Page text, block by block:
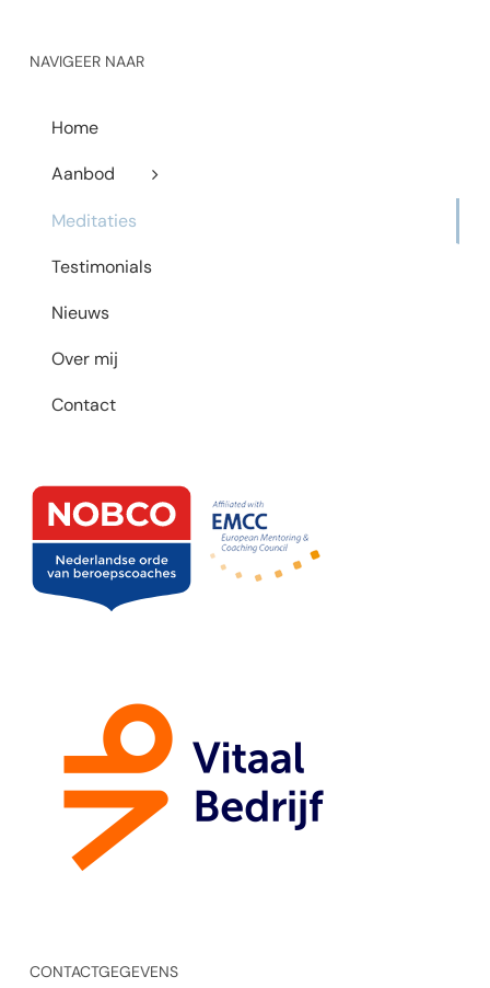
NAVIGEER NAAR
Home
Aanbod
Meditaties
Testimonials
Nieuws
Over mij
Contact
CONTACTGEGEVENS